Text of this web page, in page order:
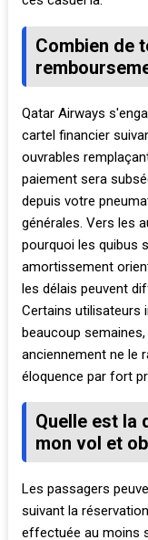
Combien de
Qatar Airways
cartel financier
ouvrables
paiement sera
depuis votre
générales. Vers les
pourquoi les quibus
amortissement
les délais peuvent
Certains utilisateurs
beaucoup
anciennement ne le
éloquence par fort
Quelle est la
mon vol et
Les passagers
suivant la
effectuée au moins